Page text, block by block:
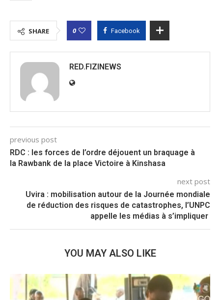
SHARE 0 Facebook
RED.FIZINEWS
previous post
RDC : les forces de l’ordre déjouent un braquage à
la Rawbank de la place Victoire à Kinshasa
next post
Uvira : mobilisation autour de la Journée mondiale
de réduction des risques de catastrophes, l’UNPC
appelle les médias à s’impliquer
YOU MAY ALSO LIKE